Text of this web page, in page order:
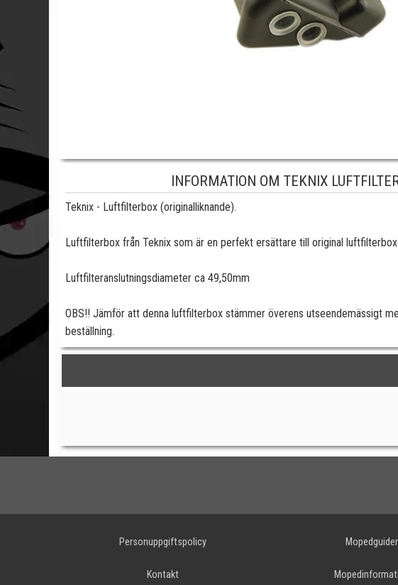
INFORMATION OM TEKNIX
Teknix - Luftfilterbox (originalliknande).
Luftfilterbox från Teknix som är en perfekt ersättare till original
Luftfilteranslutningsdiameter ca 49,50mm
OBS!! Jämför att denna luftfilterbox stämmer överens utseendemässigt
beställning.
Personuppgiftspolicy
Kontakt
Mopedguider